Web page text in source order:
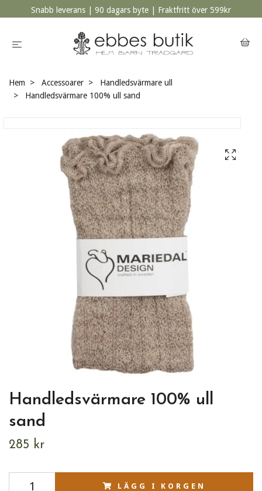
Snabb leverans | 90 dagars byte | Fraktfritt över 599kr
Hem Accessoarer
Handledsvärmare ull
Handledsvärmare 100% ull sand
Handledsvärmare 100% ull
sand
285 kr
LÄGG I KORGEN